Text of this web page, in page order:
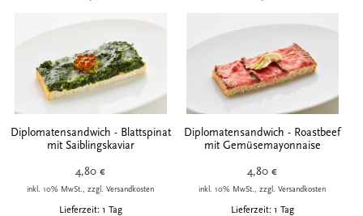
HINZUFÜGEN
WUNSCHLISTE
HINZUFÜGEN
Diplomatensandwich - Blattspinat
mit Saiblingskaviar
4,80 €
inkl. 10% MwSt., zzgl. Versandkosten
Lieferzeit: 1 Tag
Diplomatensandwich - Roastbeef
mit Gemüsemayonnaise
4,80 €
inkl. 10% MwSt., zzgl. Versandkosten
Lieferzeit: 1 Tag